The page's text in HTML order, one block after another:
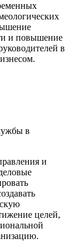
и повышение
в
в
и
целей,